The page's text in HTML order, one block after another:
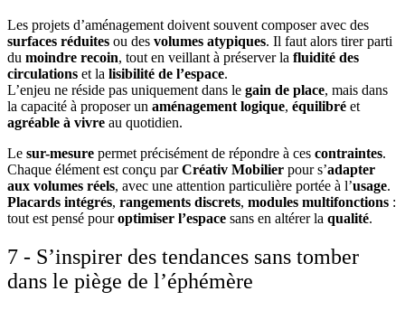
Les projets d’aménagement doivent souvent composer avec des
surfaces réduites ou des volumes atypiques. Il faut alors tirer parti
du moindre recoin, tout en veillant à préserver la fluidité des
circulations et la lisibilité de l’espace.
L’enjeu ne réside pas uniquement dans le gain de place, mais dans
la capacité à proposer un aménagement logique, équilibré et
agréable à vivre au quotidien.
Le sur-mesure permet précisément de répondre à ces contraintes.
Chaque élément est conçu parCréativ Mobilier pour s’adapter
aux volumes réels, avec une attention particulière portée à l’usage.
Placards intégrés, rangements discrets, modules multifonctions :
tout est pensé pouroptimiser l’espace sans en altérer la qualité.
7 - S’inspirer des tendances sans tomber
dans le piège de l’éphémère